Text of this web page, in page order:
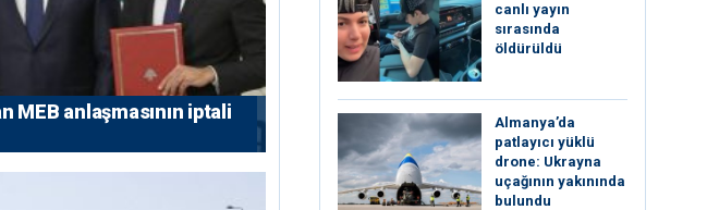
MEB anlaşmasının iptali
canlı yayın
sırasında
öldürüldü
Almanya’da
patlayıcı yüklü
drone: Ukrayna
uçağının yakınında
bulundu